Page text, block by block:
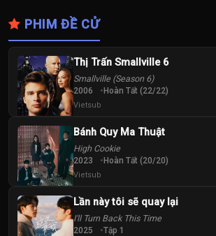
PHIM ĐỀ CỬ
Thị Trấn Smallville 6
Smallville (Season 6)
2006 Hoàn Tất (22/22)
Vietsub
Bánh Quy Ma Thuật
High Cookie
2023 Hoàn Tất (20/20)
Vietsub
Lần này tôi sẽ quay lại
I'll Turn Back This Time
2025 Tập 1